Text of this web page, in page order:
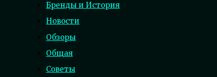
Бренды и История
Новости
Обзоры
Общая
Советы